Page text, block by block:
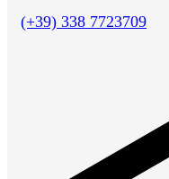
(+39) 338 7723709